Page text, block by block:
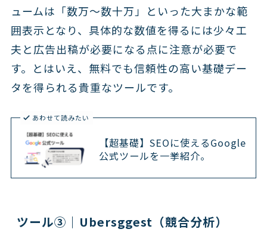
ュームは「数万〜数十万」といった大まかな範
囲表示となり、具体的な数値を得るには少々工
夫と広告出稿が必要になる点に注意が必要で
す。とはいえ、無料でも信頼性の高い基礎デー
タを得られる貴重なツールです。
あわせて読みたい
【超基礎】SEOに使えるGoogle
公式ツールを一挙紹介。
ツール③｜Ubersggest（競合分析）